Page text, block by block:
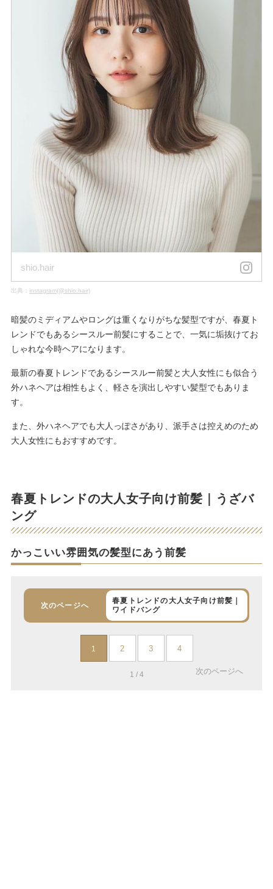
shio.hair
出典： instagram(@shio.hair)
暗髪のミディアムやロングは重くなりがちな髪型ですが、春夏ト
レンドでもあるシースルー前髪にすることで、一気に垢抜けてお
しゃれな今時ヘアになります。
最新の春夏トレンドであるシースルー前髪と大人女性にも似合う
外ハネヘアは相性もよく、軽さを演出しやすい髪型でもありま
す。
また、外ハネヘアでも大人っぽさがあり、派手さは控えめのため
大人女性にもおすすめです。
春夏トレンドの大人女子向け前髪｜うざバ
ング
かっこいい雰囲気の髪型にあう前髪
次のページへ
春夏トレンドの大人女子向け前髪｜
ワイドバング
1 2 3 4
1 / 4 次のページへ